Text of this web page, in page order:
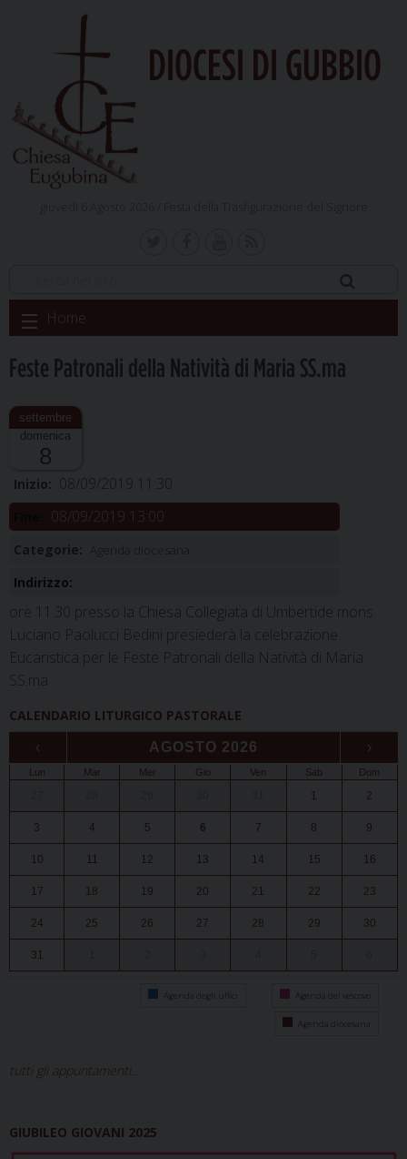
DIOCESI DI GUBBIO
Skip
to
Home
Feste Patronali della Natività di Maria SS.ma
domenica
8
Inizio: 08/09/2019 11:30
08/09/2019 13:00
Categorie:
Indirizzo:
ore 11.30 presso la Chiesa Collegiata di Umbertide mons.
Luciano Paolucci Bedini presiederà la celebrazione
Eucaristica per le Feste Patronali della Natività di Maria
SS.ma
CALENDARIO LITURGICO PASTORALE
‹ AGOSTO 2026 ›
Lun Mar Mer Gio Ven Sab Dom
1 2
3 4 5 6 7 8 9
10 11 12 13 14 15 16
17 18 19 20 21 22 23
24 25 26 27 28 29 30
31
Agenda degli uffici Agenda del vescovo
Agenda diocesana
tutti gli appuntamenti...
GIUBILEO GIOVANI 2025